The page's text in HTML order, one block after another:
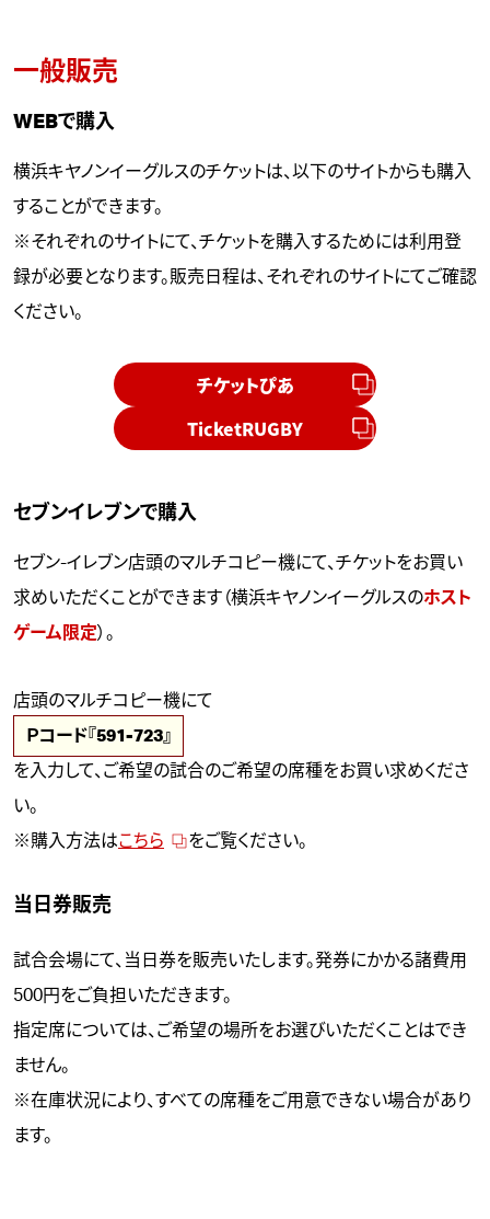
一般販売
WEBで購入
横浜キヤノンイーグルスのチケットは、以下のサイトからも購入
することができます。
※それぞれのサイトにて、チケットを購入するためには利用登
録が必要となります。販売日程は、それぞれのサイトにてご確認
ください。
チケットぴあ
TicketRUGBY
セブンイレブンで購入
セブン-イレブン店頭のマルチコピー機にて、チケットをお買い
求めいただくことができます（横浜キヤノンイーグルスのホスト
ゲーム限定）。
店頭のマルチコピー機にて
Ｐコード『591-723』
を入力して、ご希望の試合のご希望の席種をお買い求めくださ
い。
※購入方法はこちら をご覧ください。
当日券販売
試合会場にて、当日券を販売いたします。発券にかかる諸費用
500円をご負担いただきます。
指定席については、ご希望の場所をお選びいただくことはでき
ません。
※在庫状況により、すべての席種をご用意できない場合があり
ます。